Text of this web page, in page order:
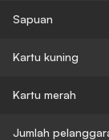
Sapuan
Kartu kuning
Kartu merah
Jumlah